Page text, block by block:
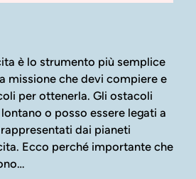
è lo strumento più semplice
missione che devi compiere e
per ottenerla. Gli ostacoli
o posso essere legati a
dai pianeti
Ecco perché importante che